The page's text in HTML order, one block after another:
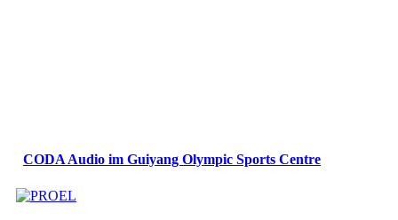
CODA Audio im Guiyang Olympic Sports Centre